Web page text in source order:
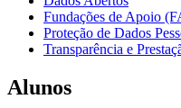
Fundações de Apoio
Proteção de Dados
Transparência e
Alunos